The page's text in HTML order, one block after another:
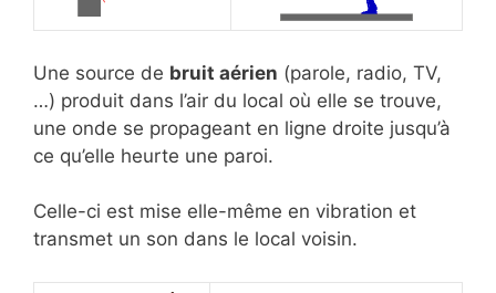
Une source de bruit aérien (parole, radio, TV,
…) produit dans l’air du local où elle se trouve,
une onde se propageant en ligne droite jusqu’à
ce qu’elle heurte une paroi.
Celle-ci est mise elle-même en vibration et
transmet un son dans le local voisin.